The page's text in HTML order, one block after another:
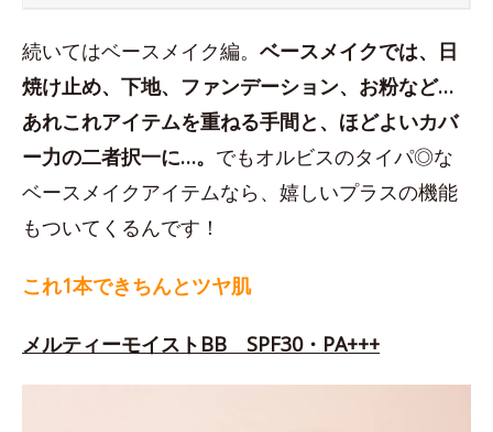
続いてはベースメイク編。 ベースメイクでは、日
焼け止め、下地、ファンデーション、お粉など…
あれこれアイテムを重ねる手間と、ほどよいカバ
ー力の二者択一に…。 でもオルビスのタイパ◎な
ベースメイクアイテムなら、嬉しいプラスの機能
もついてくるんです！
これ1本できちんとツヤ肌
メルティーモイストBB SPF30・PA+++